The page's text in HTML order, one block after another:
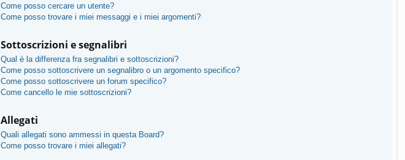
Come posso cercare un utente?
Come posso trovare i miei messaggi e i miei argomenti?
Sottoscrizioni e segnalibri
Qual è la differenza fra segnalibri e sottoscrizioni?
Come posso sottoscrivere un segnalibro o un argomento specifico?
Come posso sottoscrivere un forum specifico?
Come cancello le mie sottoscrizioni?
Allegati
Quali allegati sono ammessi in questa Board?
Come posso trovare i miei allegati?